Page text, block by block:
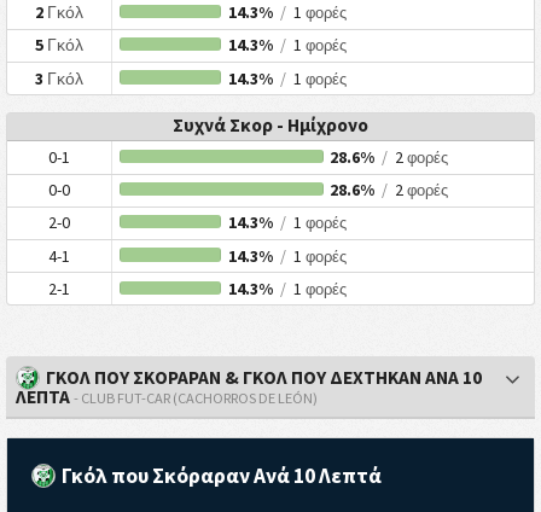
2 Γκόλ 14.3% /1 φορές
5 Γκόλ 14.3% /1 φορές
3 Γκόλ 14.3% /1 φορές
Συχνά Σκορ - Ημίχρονο
0-1 28.6% / 2φορές
0-0 28.6% / 2φορές
2-0 14.3% /1 φορές
4-1 14.3% /1 φορές
2-1 14.3% /1 φορές
ΓΚΟΛ ΠΟΥ ΣΚΟΡΑΡΑΝ & ΓΚΟΛ ΠΟΥ ΔΕΧΤΗΚΑΝ ΑΝΑ 10
ΛΕΠΤΑ - CLUB FUT-CAR (CACHORROS DE LEÓN)
Γκόλ που Σκόραραν Ανά 10 Λεπτά